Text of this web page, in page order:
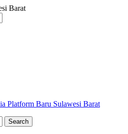
Barat
Platform Baru Sulawesi Barat